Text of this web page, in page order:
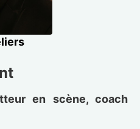
en scène, coach